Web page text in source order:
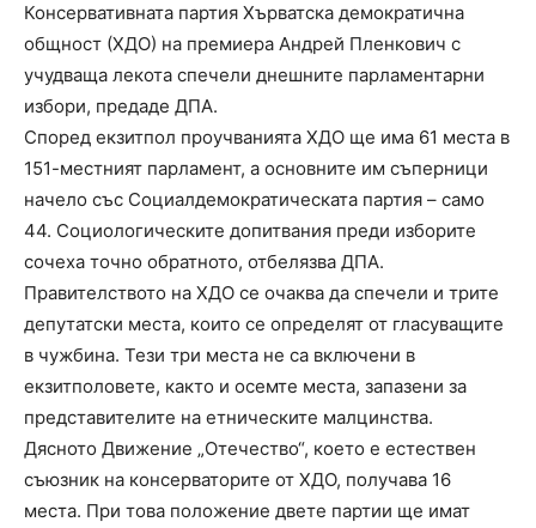
Консервативната партия Хърватска демократична
общност (ХДО) на премиера Андрей Пленкович с
учудваща лекота спечели днешните парламентарни
избори, предаде ДПА.
Според екзитпол проучванията ХДО ще има 61 места в
151-местният парламент, а основните им съперници
начело със Социалдемократическата партия – само
44. Социологическите допитвания преди изборите
сочеха точно обратното, отбелязва ДПА.
Правителството на ХДО се очаква да спечели и трите
депутатски места, които се определят от гласуващите
в чужбина. Тези три места не са включени в
екзитполовете, както и осемте места, запазени за
представителите на етническите малцинства.
Дясното Движение „Отечество“, което е естествен
съюзник на консерваторите от ХДО, получава 16
места. При това положение двете партии ще имат